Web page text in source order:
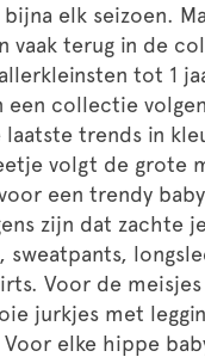
elk seizoen.
vaak terug in de
tot 1
een collectie
trends in
volgt de grote
een trendy
zijn dat zachte
Voor de
jurkjes met
elke hippe